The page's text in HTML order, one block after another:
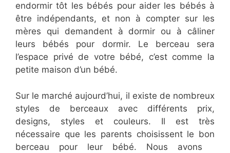
endormir tôt les bébés pour aider les bébés à
être indépendants, et non à compter sur les
mères qui demandent à dormir ou à câliner
leurs bébés pour dormir. Le berceau sera
l’espace privé de votre bébé, c’est comme la
petite maison d’un bébé.
Sur le marché aujourd’hui, il existe de nombreux
styles de berceaux avec différents prix,
designs, styles et couleurs. Il est très
nécessaire que les parents choisissent le bon
berceau pour leur bébé. Nous avons